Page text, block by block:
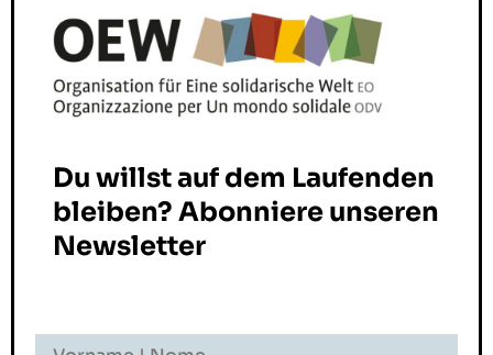
Du willst auf dem Laufenden
bleiben? Abonniere unseren
Newsletter
Vorname